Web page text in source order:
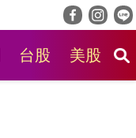
台股 美股